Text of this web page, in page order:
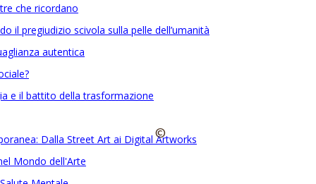
©
che ricordano
il pregiudizio scivola sulla pelle dell’umanità
autentica
e il battito della trasformazione
Dalla Street Art ai Digital Artworks
Mondo dell'Arte